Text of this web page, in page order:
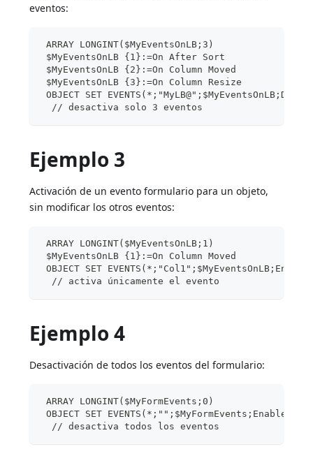
eventos:
ARRAY LONGINT($MyEventsOnLB;3)
$MyEventsOnLB {1}:=On After Sort
$MyEventsOnLB {2}:=On Column Moved
$MyEventsOnLB {3}:=On Column Resize
OBJECT SET
// desactiva solo 3 eventos
Ejemplo 3
Activación de un evento formulario para un objeto,
sin modificar los otros eventos:
ARRAY LONGINT($MyEventsOnLB;1)
$MyEventsOnLB {1}:=On Column Moved
OBJECT SET
// activa únicamente el evento
Ejemplo 4
Desactivación de todos los eventos del formulario:
ARRAY LONGINT($MyFormEvents;0)
OBJECT SET EVENTS(*;"";$MyFormEvents;Enable
// desactiva todos los eventos